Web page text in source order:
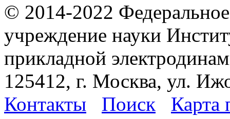
© 2014-2022
учреждение науки
прикладной
125412, г. Москва, ул.
Контакты
Поиск Карта